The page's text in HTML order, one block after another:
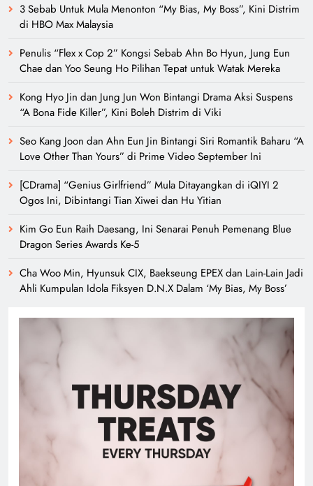
3 Sebab Untuk Mula Menonton “My Bias, My Boss”, Kini Distrim
di HBO Max Malaysia
Penulis “Flex x Cop 2” Kongsi Sebab Ahn Bo Hyun, Jung Eun
Chae dan Yoo Seung Ho Pilihan Tepat untuk Watak Mereka
Kong Hyo Jin dan Jung Jun Won Bintangi Drama Aksi Suspens
“A Bona Fide Killer”, Kini Boleh Distrim di Viki
Seo Kang Joon dan Ahn Eun Jin Bintangi Siri Romantik Baharu “A
Love Other Than Yours” di Prime Video September Ini
[CDrama] “Genius Girlfriend” Mula Ditayangkan di iQIYI 2
Ogos Ini, Dibintangi Tian Xiwei dan Hu Yitian
Kim Go Eun Raih Daesang, Ini Senarai Penuh Pemenang Blue
Dragon Series Awards Ke-5
Cha Woo Min, Hyunsuk CIX, Baekseung EPEX dan Lain-Lain Jadi
Ahli Kumpulan Idola Fiksyen D.N.X Dalam ‘My Bias, My Boss’